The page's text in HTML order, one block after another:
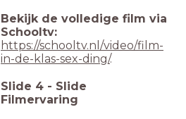
Bekijk de volledige film via
Schooltv:
https://schooltv.nl/video/film-
in-de-klas-sex-ding/.
Slide 4 - Slide
Filmervaring